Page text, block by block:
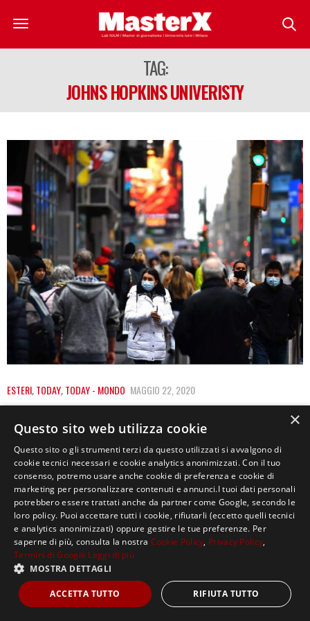
TAG:
JOHNS HOPKINS UNIVERISTY
ESTERI,TODAY,TODAY - MONDO MAGGIO 22, 2020
CORONAVIRUS, PROBABILE RADDOPPIO DEI
DECESSI NEGLI USA
Negli Stati Uniti il numero di decessi per coronavirus
potrebbe raddoppiare nei prossimi due mesi.…
Copyright ©2021, MASTERX Tutti i diritti riservati.
×
Questo sito web utilizza cookie
Questo sito o gli strumenti terzi da questo utilizzati si avvalgono di
cookie tecnici necessari e cookie analytics anonimizzati. Con il tuo
consenso, potremo usare anche cookie di preferenza e cookie di
marketing per personalizzare contenuti e annunci.I tuoi dati personali
potrebbero essere trattati anche da partner come Google, secondo le
loro policy. Puoi accettare tutti i cookie, rifiutarli (eccetto quelli tecnici
e analytics anonimizzati) oppure gestire le tue preferenze. Per
saperne di più, consulta la nostra Cookie Policy, Privacy Policy,
Termini di Google Leggi di più
MOSTRA DETTAGLI
ACCETTA TUTTO RIFIUTA TUTTO